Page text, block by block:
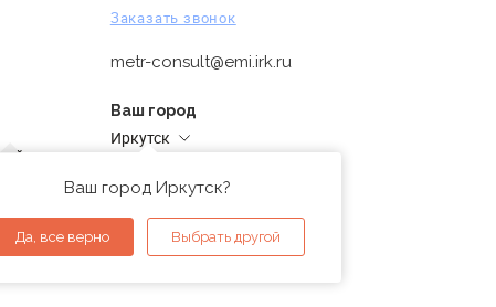
Заказать звонок
metr-consult@emi.irk.ru
Ваш город
Иркутск
Ваш город Иркутск?
Да, все верно Выбрать другой